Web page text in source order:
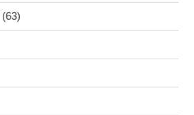
(63)